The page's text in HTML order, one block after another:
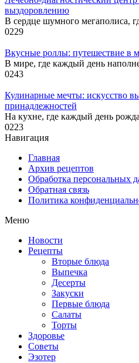
выздоровлению
В сердце шумного мегаполиса,
0229
Вкусные роллы: путешествие в
В мире, где каждый день
0243
Кулинарные мечты: искусство
принадлежностей
На кухне, где каждый день
0223
Навигация
Главная
Архив рецептов
Обработка персональных
Обратная связь
Политика
Меню
Новости
Рецепты
Вторые блюда
Выпечка
Десерты
Закуски
Первые блюда
Салаты
Торты
Здоровье
Советы
Эзотер